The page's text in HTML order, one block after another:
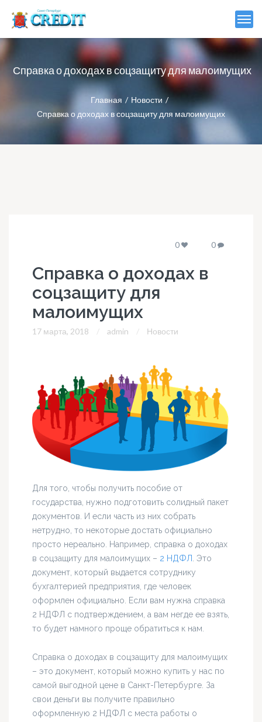
Справка о доходах в соцзащиту для малоимущих
Главная
Новости
Справка о доходах в соцзащиту для малоимущих
0 0
Справка о доходах в
соцзащиту для
малоимущих
17 марта, 2018 admin Новости
Для того, чтобы получить пособие от
государства, нужно подготовить солидный пакет
документов. И если часть из них собрать
нетрудно, то некоторые достать официально
просто нереально. Например, справка о доходах
в соцзащиту для малоимущих – 2 НДФЛ. Это
документ, который выдается сотруднику
бухгалтерией предприятия, где человек
оформлен официально. Если вам нужна справка
2 НДФЛ с подтверждением, а вам негде ее взять,
то будет намного проще обратиться к нам.
Справка о доходах в соцзащиту для малоимущих
– это документ, который можно купить у нас по
самой выгодной цене в Санкт-Петербурге. За
свои деньги вы получите правильно
оформленную 2 НДФЛ с места работы о